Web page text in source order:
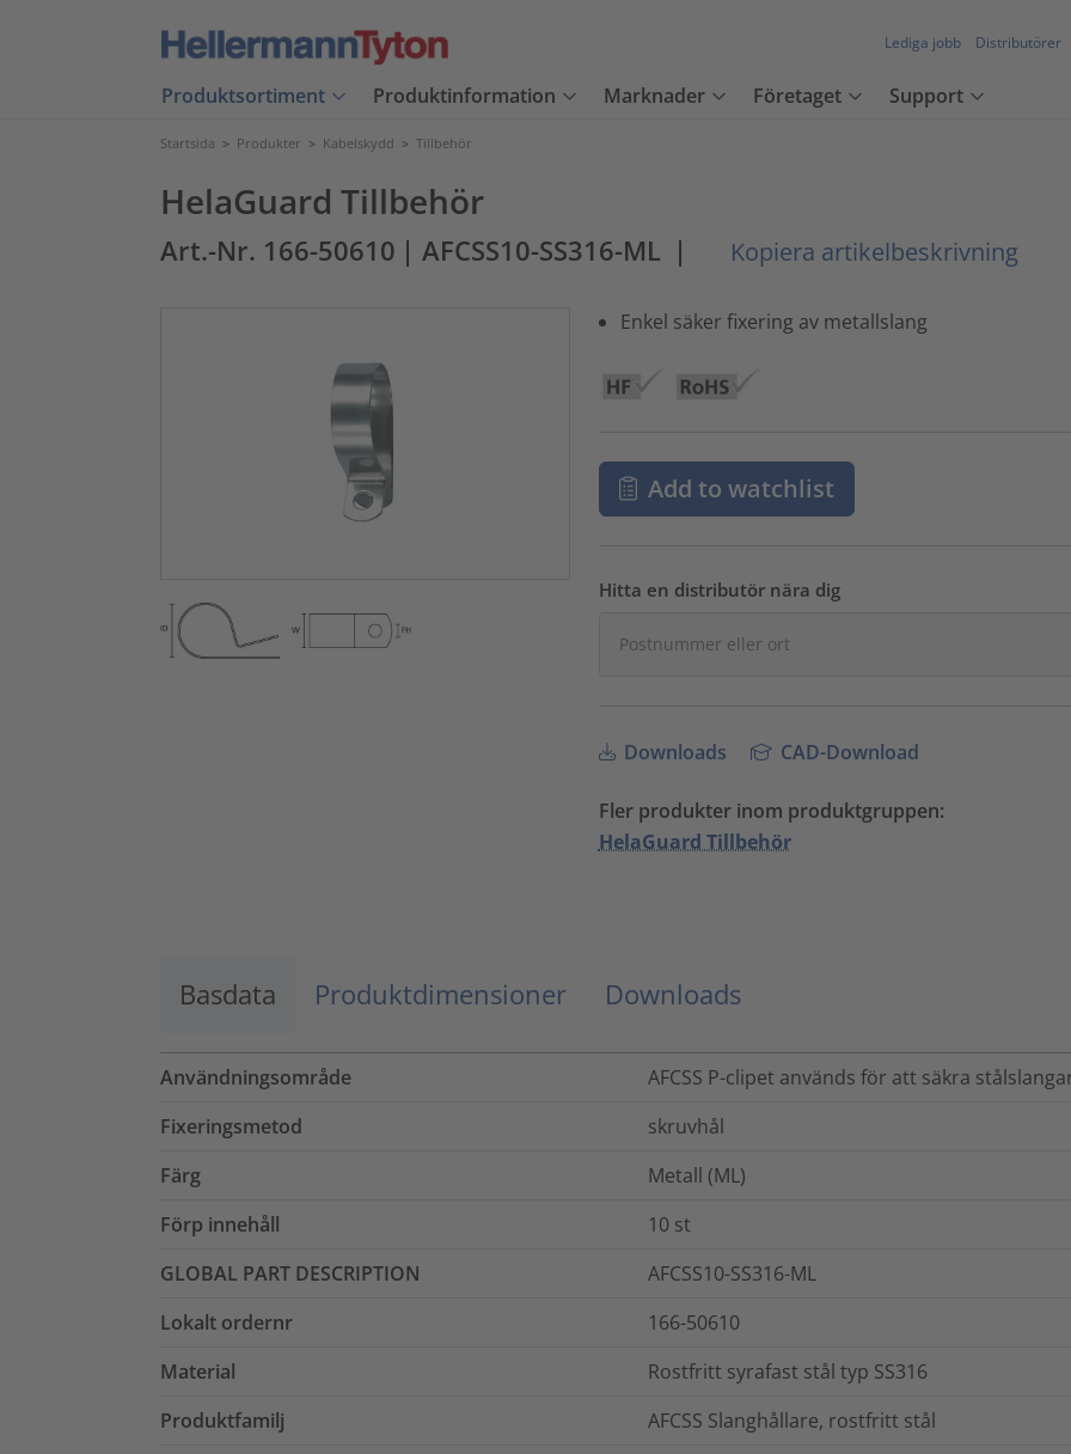
Lediga jobb Distributörer
Produktsortiment Produktinformation Marknader Företaget Support
Startsida > Produkter > Kabelskydd > Tillbehör
HelaGuard Tillbehör
Art.-Nr. 166-50610 | AFCSS10-SS316-ML | Kopiera artikelbeskrivning
Enkel säker fixering av metallslang
Add to watchlist
Hitta en distributör nära dig
Downloads CAD-Download
Fler produkter inom produktgruppen:
HelaGuard Tillbehör
Basdata Produktdimensioner Downloads
Användningsområde
AFCSS P-clipet används för att säkra
Fixeringsmetod
skruvhål
Färg
Metall (ML)
Förp innehåll
10 st
GLOBAL PART DESCRIPTION
AFCSS10-SS316-ML
Lokalt ordernr
166-50610
Material
Rostfritt syrafast stål typ SS316
Produktfamilj
AFCSS Slanghållare, rostfritt stål